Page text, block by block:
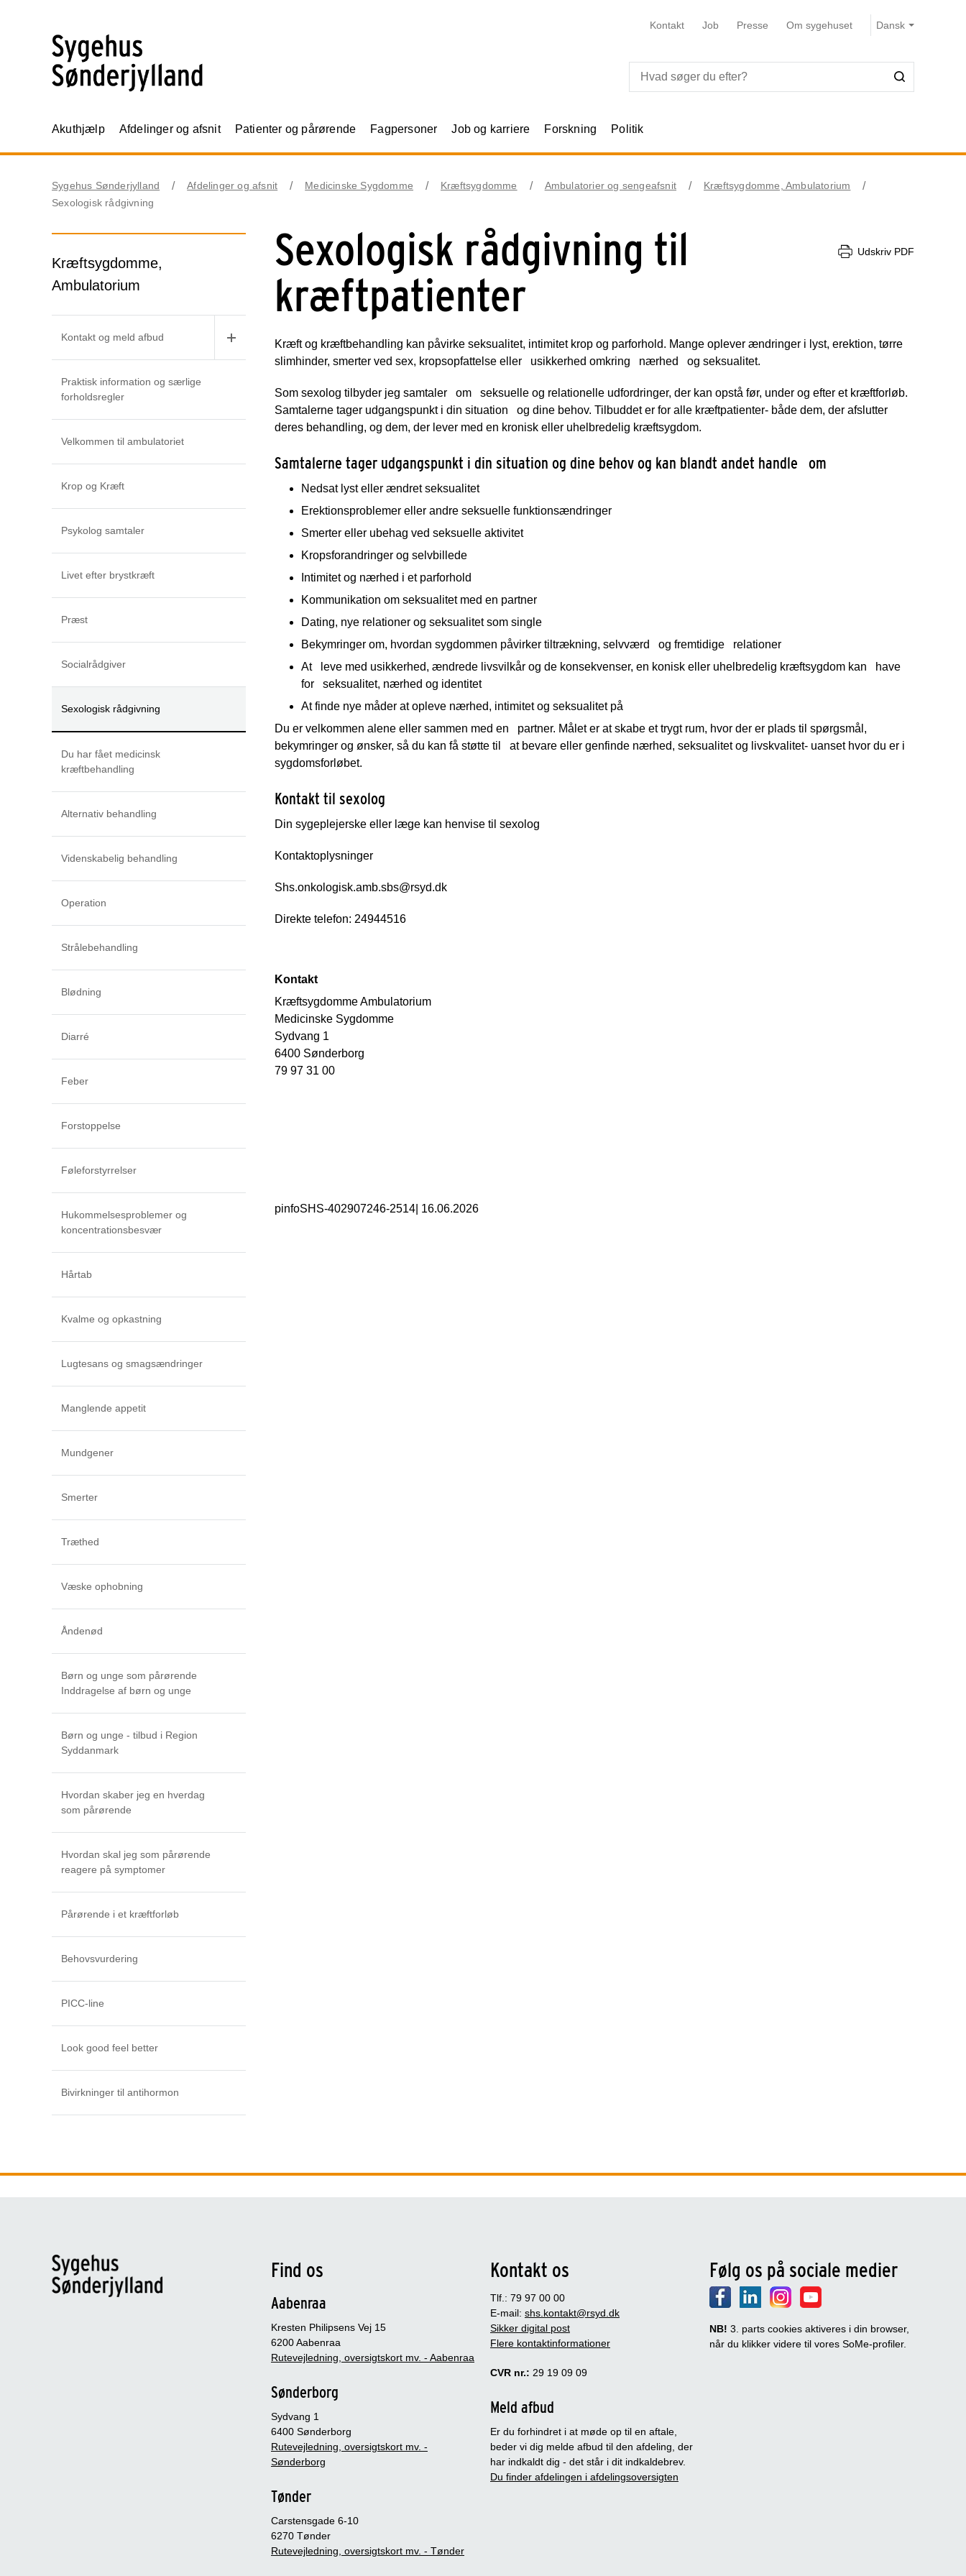
Kontakt Job Presse Om sygehuset
Akuthjælp Afdelinger og afsnit Patienter og pårørende Fagpersoner Job og karriere Forskning Politik
Sygehus Sønderjylland Afdelinger og afsnit Medicinske Sygdomme Kræftsygdomme Ambulatorier og sengeafsnit
Kræftsygdomme, Ambulatorium
Sexologisk rådgivning
Kræftsygdomme,
Ambulatorium
Kontakt og meld afbud
Praktisk information og særlige
forholdsregler
Velkommen til ambulatoriet
Krop og Kræft
Psykolog samtaler
Livet efter brystkræft
Præst
Socialrådgiver
Sexologisk rådgivning
Du har fået medicinsk
kræftbehandling
Alternativ behandling
Videnskabelig behandling
Operation
Strålebehandling
Blødning
Diarré
Feber
Forstoppelse
Føleforstyrrelser
Hukommelsesproblemer og
koncentrationsbesvær
Hårtab
Kvalme og opkastning
Lugtesans og smagsændringer
Manglende appetit
Mundgener
Smerter
Træthed
Væske ophobning
Åndenød
Børn og unge som pårørende
Inddragelse af børn og unge
Børn og unge - tilbud i Region
Syddanmark
Hvordan skaber jeg en hverdag
som pårørende
Hvordan skal jeg som pårørende
reagere på symptomer
Pårørende i et kræftforløb
Behovsvurdering
PICC-line
Look good feel better
Bivirkninger til antihormon
Sexologisk rådgivning til
kræftpatienter
Udskriv PDF
Kræft og kræftbehandling kan påvirke seksualitet, intimitet krop og parforhold. Mange oplever ændringer i lyst, erektion, tørre
slimhinder, smerter ved sex, kropsopfattelse eller
usikkerhed omkring nærhed og seksualitet.
Som sexolog tilbyder jeg samtaler om
seksuelle og relationelle udfordringer, der kan opstå før, under og efter et kræftforløb.
Samtalerne tager udgangspunkt i din situation
og dine behov. Tilbuddet er for alle kræftpatienter- både dem, der afslutter
deres behandling, og dem, der lever med en kronisk eller uhelbredelig kræftsygdom.
Samtalerne tager udgangspunkt i din situation og dine behov og kan blandt andet handle om
Nedsat lyst eller ændret seksualitet
Erektionsproblemer eller andre seksuelle funktionsændringer
Smerter eller ubehag ved seksuelle aktivitet
Kropsforandringer og selvbillede
Intimitet og nærhed i et parforhold
Kommunikation om seksualitet med en partner
Dating, nye relationer og seksualitet som single
Bekymringer om, hvordan sygdommen påvirker tiltrækning, selvværd
og fremtidige
relationer
At
leve med usikkerhed, ændrede livsvilkår og de konsekvenser, en konisk eller uhelbredelig kræftsygdom kan
have
for
seksualitet, nærhed og identitet
At finde nye måder at opleve nærhed, intimitet og seksualitet på
Du er velkommen alene eller sammen med en
partner. Målet er at skabe et trygt rum, hvor der er plads til spørgsmål,
bekymringer og ønsker, så du kan få støtte til
at bevare eller genfinde nærhed, seksualitet og livskvalitet- uanset hvor du er i
sygdomsforløbet.
Kontakt til sexolog
Din sygeplejerske eller læge kan henvise til sexolog
Kontaktoplysninger
Shs.onkologisk.amb.sbs@rsyd.dk
Direkte telefon: 24944516
Kontakt
Kræftsygdomme Ambulatorium
Medicinske Sygdomme
Sydvang 1
6400 Sønderborg
79 97 31 00
pinfoSHS-402907246-2514 16.06.2026
Find os
Aabenraa
Kresten Philipsens Vej 15
6200 Aabenraa
Rutevejledning, oversigtskort mv. - Aabenraa
Sønderborg
Sydvang 1
6400 Sønderborg
Rutevejledning, oversigtskort mv. -
Sønderborg
Tønder
Carstensgade 6-10
6270 Tønder
Rutevejledning, oversigtskort mv. - Tønder
Kontakt os
Tlf.: 79 97 00 00
E-mail: shs.kontakt@rsyd.dk
Sikker digital post
Flere kontaktinformationer
CVR nr.: 29 19 09 09
Meld afbud
Er du forhindret i at møde op til en aftale,
beder vi dig melde afbud til den afdeling, der
har indkaldt dig - det står i dit indkaldebrev.
Du finder afdelingen i afdelingsoversigten
Følg os på sociale medier
NB! 3. parts cookies aktiveres i din browser,
når du klikker videre til vores SoMe-profiler.